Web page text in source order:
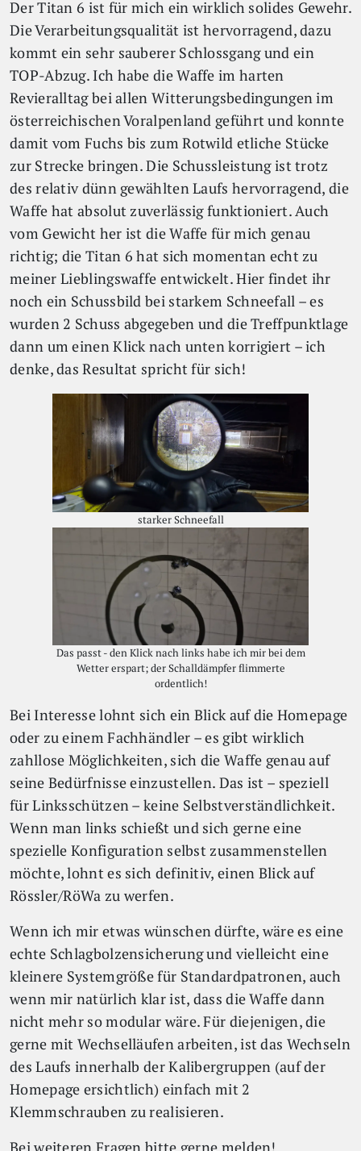
Der Titan 6 ist für mich ein wirklich solides Gewehr.
Die Verarbeitungsqualität ist hervorragend, dazu
kommt ein sehr sauberer Schlossgang und ein
TOP-Abzug. Ich habe die Waffe im harten
Revieralltag bei allen Witterungsbedingungen im
österreichischen Voralpenland geführt und konnte
damit vom Fuchs bis zum Rotwild etliche Stücke
zur Strecke bringen. Die Schussleistung ist trotz
des relativ dünn gewählten Laufs hervorragend, die
Waffe hat absolut zuverlässig funktioniert. Auch
vom Gewicht her ist die Waffe für mich genau
richtig; die Titan 6 hat sich momentan echt zu
meiner Lieblingswaffe entwickelt. Hier findet ihr
noch ein Schussbild bei starkem Schneefall – es
wurden 2 Schuss abgegeben und die Treffpunktlage
dann um einen Klick nach unten korrigiert – ich
denke, das Resultat spricht für sich!
starker Schneefall
Das passt - den Klick nach links habe ich mir bei dem
Wetter erspart; der Schalldämpfer flimmerte
ordentlich!
Bei Interesse lohnt sich ein Blick auf die Homepage
oder zu einem Fachhändler – es gibt wirklich
zahllose Möglichkeiten, sich die Waffe genau auf
seine Bedürfnisse einzustellen. Das ist – speziell
für Linksschützen – keine Selbstverständlichkeit.
Wenn man links schießt und sich gerne eine
spezielle Konfiguration selbst zusammenstellen
möchte, lohnt es sich definitiv, einen Blick auf
Rössler/RöWa zu werfen.
Wenn ich mir etwas wünschen dürfte, wäre es eine
echte Schlagbolzensicherung und vielleicht eine
kleinere Systemgröße für Standardpatronen, auch
wenn mir natürlich klar ist, dass die Waffe dann
nicht mehr so modular wäre. Für diejenigen, die
gerne mit Wechselläufen arbeiten, ist das Wechseln
des Laufs innerhalb der Kalibergruppen (auf der
Homepage ersichtlich) einfach mit 2
Klemmschrauben zu realisieren.